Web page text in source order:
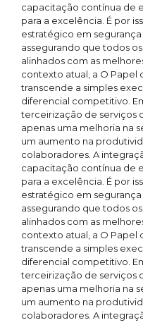
capacitação contínua de
para a excelência. É por
estratégico em
assegurando que todos
alinhados com as
contexto atual, a O Papel
transcende a simples
diferencial competitivo.
terceirização de serviços
apenas uma melhoria na
um aumento na
colaboradores. A
capacitação contínua de
para a excelência. É por
estratégico em
assegurando que todos
alinhados com as
contexto atual, a O Papel
transcende a simples
diferencial competitivo.
terceirização de serviços
apenas uma melhoria na
um aumento na
colaboradores. A